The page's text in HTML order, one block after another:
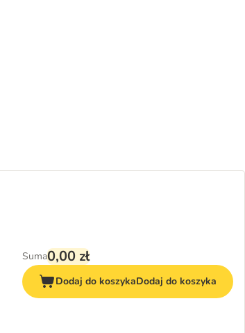
Suma0,00 zł
Dodaj do koszykaDodaj do koszyka